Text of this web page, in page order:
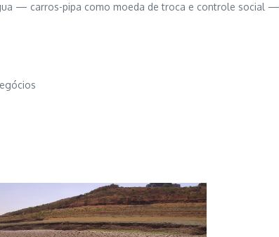
— carros-pipa como moeda de troca e controle social